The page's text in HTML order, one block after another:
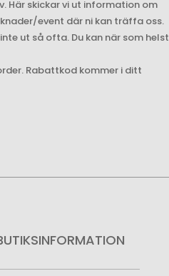
Här skickar vi ut information om
event där ni kan träffa oss.
ut så ofta. Du kan när som helst
Rabattkod kommer i ditt